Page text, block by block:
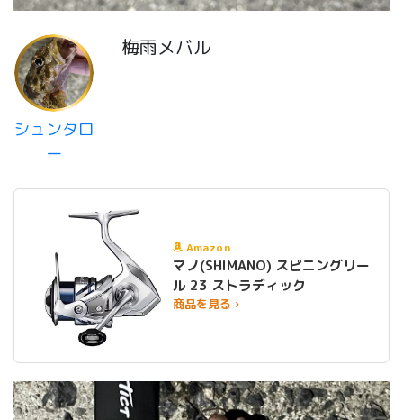
シュンタロ
ー
梅雨メバル
Amazon
マノ(SHIMANO) スピニングリー
ル 23 ストラディック
商品を見る ›